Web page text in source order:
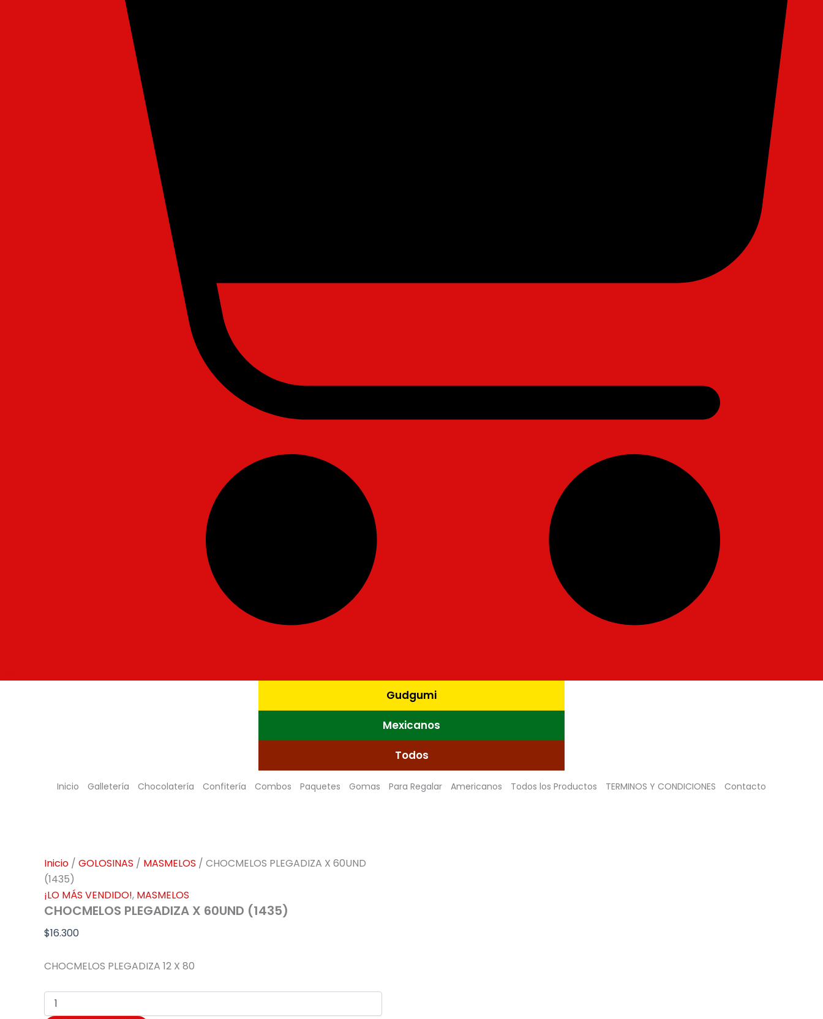
Gudgumi
Mexicanos
Todos
Inicio Galletería Chocolatería Confitería Combos Paquetes Gomas Para Regalar Americanos Todos los Productos TERMINOS Y CONDICIONES Contacto
Inicio / GOLOSINAS / MASMELOS / CHOCMELOS PLEGADIZA X 60UND
(1435)
¡LO MÁS VENDIDO!, MASMELOS
CHOCMELOS PLEGADIZA X 60UND (1435)
$16.300
CHOCMELOS PLEGADIZA 12 X 80